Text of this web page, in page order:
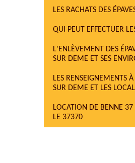
LES RACHATS DES
QUI PEUT EFFECTUER
L'ENLÈVEMENT DES
SUR DEME ET SES
LES RENSEIGNEMENTS
SUR DEME ET LES
LOCATION DE BENNE
LE 37370